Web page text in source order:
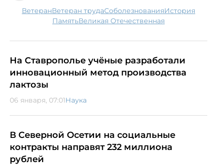
ветеран ветеран труда соболезнования
история
память Великая Отечественная
На Ставрополье учёные разработали
инновационный метод производства
лактозы
06 января, 07:01Наука
В Северной Осетии на социальные
контракты направят 232 миллиона
рублей